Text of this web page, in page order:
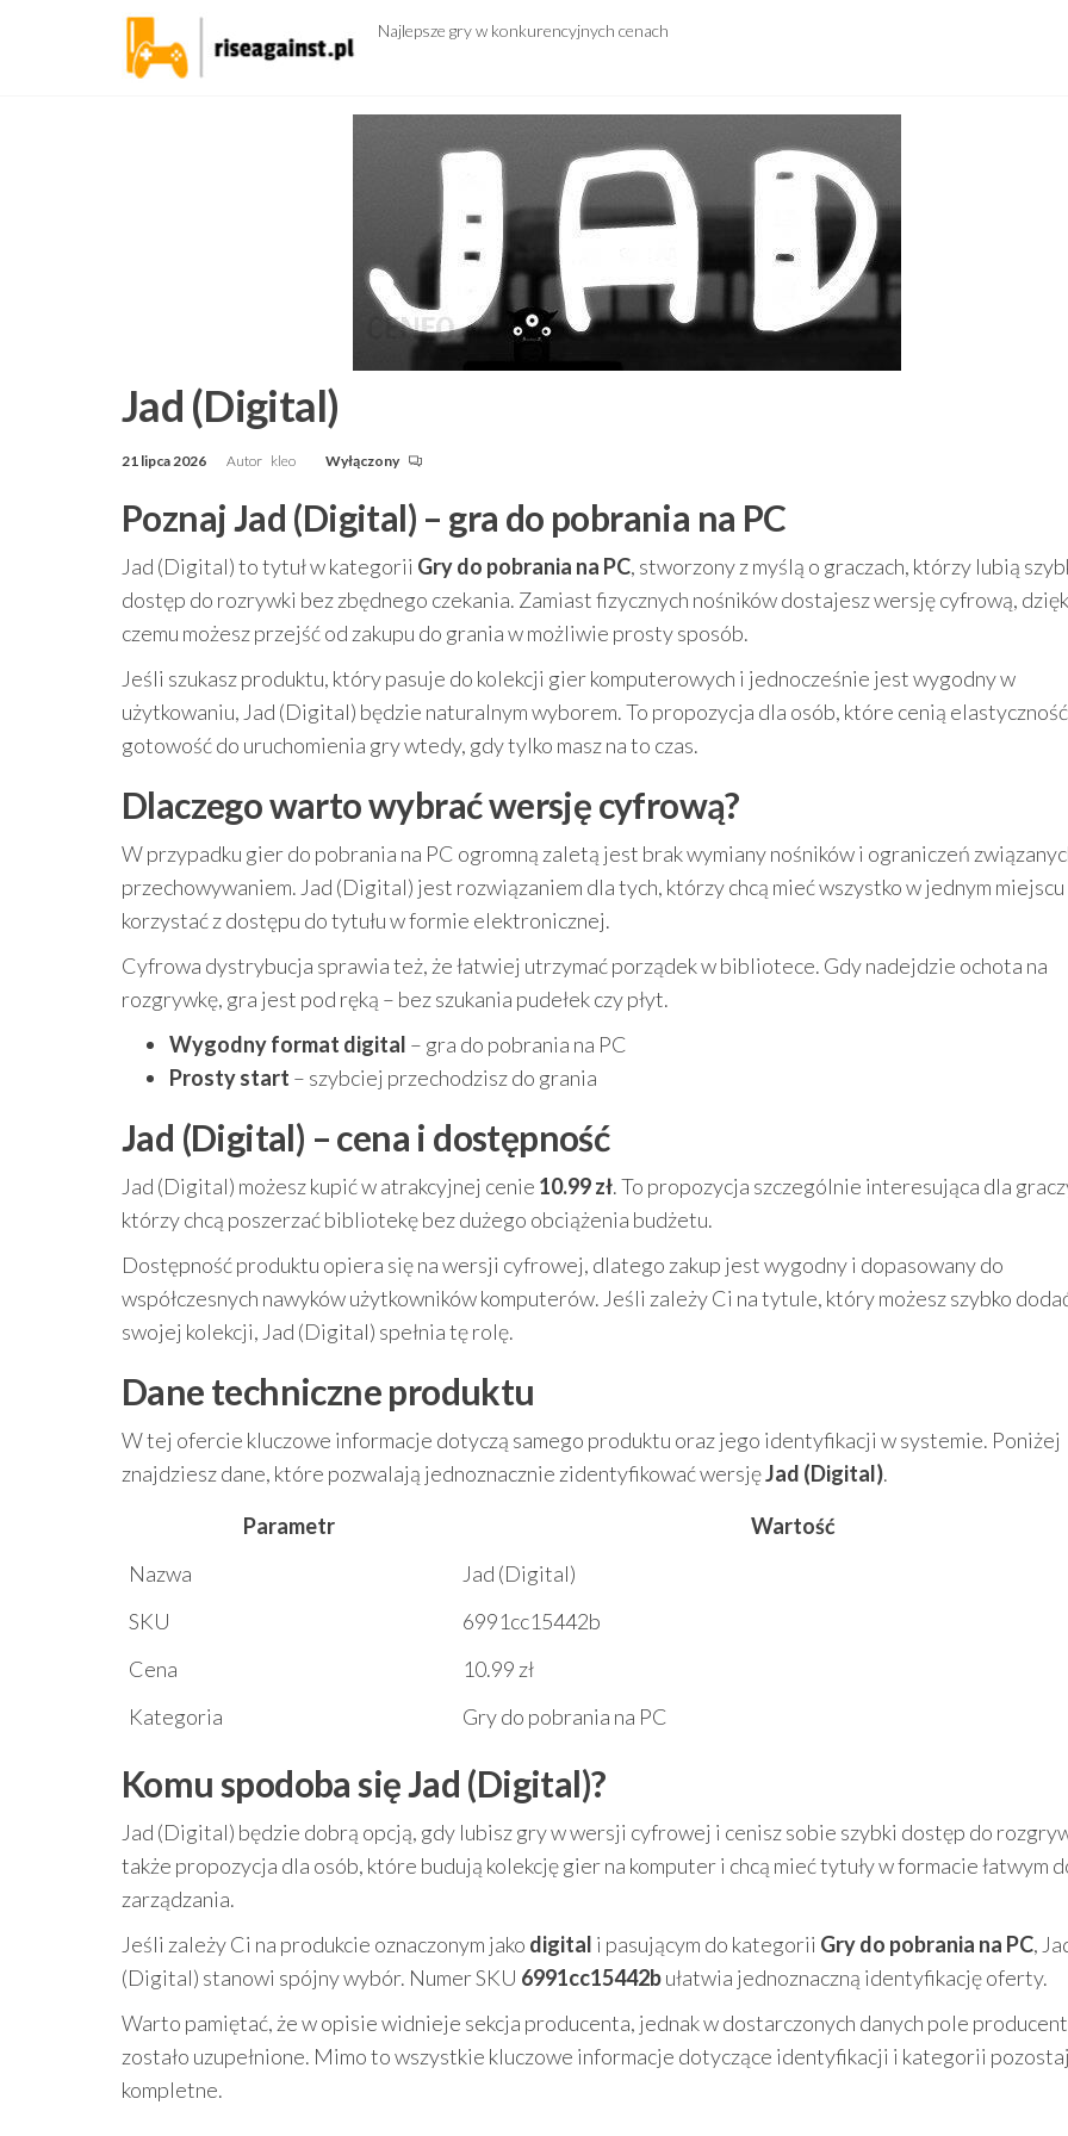
Najlepsze gry w konkurencyjnych cenach
Jad (Digital)
21 lipca 2026 Autor kleo Wyłączony
Poznaj Jad (Digital) – gra do pobrania na PC
Jad (Digital) to tytuł w kategorii Gry do pobrania na PC, stworzony z myślą o graczach, którzy lubią
dostęp do rozrywki bez zbędnego czekania. Zamiast fizycznych nośników dostajesz wersję cyfrową,
czemu możesz przejść od zakupu do grania w możliwie prosty sposób.
Jeśli szukasz produktu, który pasuje do kolekcji gier komputerowych i jednocześnie jest wygodny w
użytkowaniu, Jad (Digital) będzie naturalnym wyborem. To propozycja dla osób, które cenią
gotowość do uruchomienia gry wtedy, gdy tylko masz na to czas.
Dlaczego warto wybrać wersję cyfrową?
W przypadku gier do pobrania na PC ogromną zaletą jest brak wymiany nośników i ograniczeń
przechowywaniem. Jad (Digital) jest rozwiązaniem dla tych, którzy chcą mieć wszystko w jednym miejscu
korzystać z dostępu do tytułu w formie elektronicznej.
Cyfrowa dystrybucja sprawia też, że łatwiej utrzymać porządek w bibliotece. Gdy nadejdzie ochota na
rozgrywkę, gra jest pod ręką – bez szukania pudełek czy płyt.
Wygodny format digital – gra do pobrania na PC
Prosty start – szybciej przechodzisz do grania
Jad (Digital) – cena i dostępność
Jad (Digital) możesz kupić w atrakcyjnej cenie 10.99 zł. To propozycja szczególnie interesująca dla
którzy chcą poszerzać bibliotekę bez dużego obciążenia budżetu.
Dostępność produktu opiera się na wersji cyfrowej, dlatego zakup jest wygodny i dopasowany do
współczesnych nawyków użytkowników komputerów. Jeśli zależy Ci na tytule, który możesz szybko
swojej kolekcji, Jad (Digital) spełnia tę rolę.
Dane techniczne produktu
W tej ofercie kluczowe informacje dotyczą samego produktu oraz jego identyfikacji w systemie. Poniżej
znajdziesz dane, które pozwalają jednoznacznie zidentyfikować wersjęJad (Digital).
Parametr
Wartość
Nazwa
Jad (Digital)
SKU
6991cc15442b
Cena
10.99 zł
Kategoria
Gry do pobrania na PC
Komu spodoba się Jad (Digital)?
Jad (Digital) będzie dobrą opcją, gdy lubisz gry w wersji cyfrowej i cenisz sobie szybki dostęp do
także propozycja dla osób, które budują kolekcję gier na komputer i chcą mieć tytuły w formacie łatwym
zarządzania.
Jeśli zależy Ci na produkcie oznaczonym jako digital i pasującym do kategorii Gry do pobrania na PC,
(Digital) stanowi spójny wybór. Numer SKU 6991cc15442bułatwia jednoznaczną identyfikację oferty.
Warto pamiętać, że w opisie widnieje sekcja producenta, jednak w dostarczonych danych pole
zostało uzupełnione. Mimo to wszystkie kluczowe informacje dotyczące identyfikacji i kategorii
kompletne.